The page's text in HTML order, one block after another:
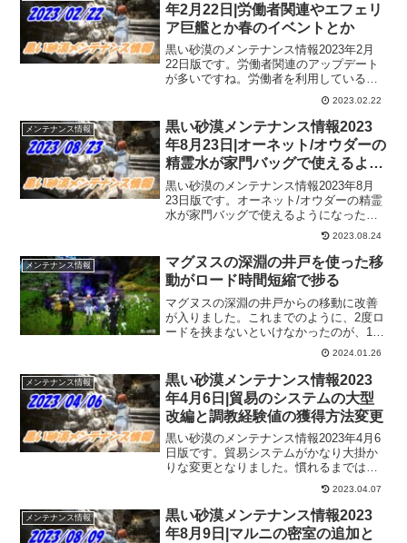
年2月22日|労働者関連やエフェリ
ア巨艦とか春のイベントとか
黒い砂漠のメンテナンス情報2023年2月
22日版です。労働者関連のアップデート
が多いですね。労働者を利用している私
にとっては「おっ！」となるものもあり
ますけど、戦闘系コンテンツで楽しんで
いる冒険者さんには、あっさりめのアッ
プデートかもです。
2023.02.22
メンテナンス情報
黒い砂漠メンテナンス情報2023
年8月23日|オーネット/オウダーの
精霊水が家門バッグで使えるよう
になりました！
黒い砂漠のメンテナンス情報2023年8月
23日版です。オーネット/オウダーの精霊
水が家門バッグで使えるようになったの
と、拠点レベルの維持と行動力の一括投
資がめちゃ嬉しい。とりあえずウルキタ
はしばらく探索程度で終わりそうなの
で、地道に進めて行きますよー。
2023.08.24
メンテナンス情報
マグヌスの深淵の井戸を使った移
動がロード時間短縮で捗る
マグヌスの深淵の井戸からの移動に改善
が入りました。これまでのように、2度ロ
ードを挟まないといけなかったのが、1度
で済みそう。ロードは短めがお好みの冒
険者さんにはありがたいアップデートに
なったと思います。
2024.01.26
メンテナンス情報
黒い砂漠メンテナンス情報2023
年4月6日|貿易のシステムの大型
改編と調教経験値の獲得方法変更
黒い砂漠のメンテナンス情報2023年4月6
日版です。貿易システムがかなり大掛か
りな変更となりました。慣れるまでは時
間かかりそうですが、とにかく貿易して
みないとです。調教経験値の獲得方法も
変更され、個人的にはありがたい仕様に
なったように思います。
2023.04.07
メンテナンス情報
黒い砂漠メンテナンス情報2023
年8月9日|マルニの密室の追加と